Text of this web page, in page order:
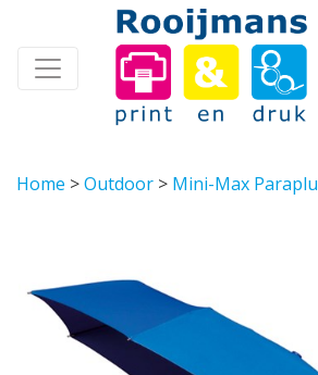
Home >Outdoor > Mini-Max Paraplu